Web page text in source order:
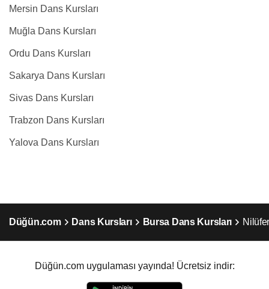
Mersin Dans Kursları
Muğla Dans Kursları
Ordu Dans Kursları
Sakarya Dans Kursları
Sivas Dans Kursları
Trabzon Dans Kursları
Yalova Dans Kursları
Düğün.com Dans Kursları Bursa Dans Kursları
Düğün.com uygulaması yayında! Ücretsiz indir: